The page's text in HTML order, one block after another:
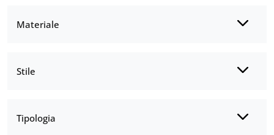
Materiale
Stile
Tipologia